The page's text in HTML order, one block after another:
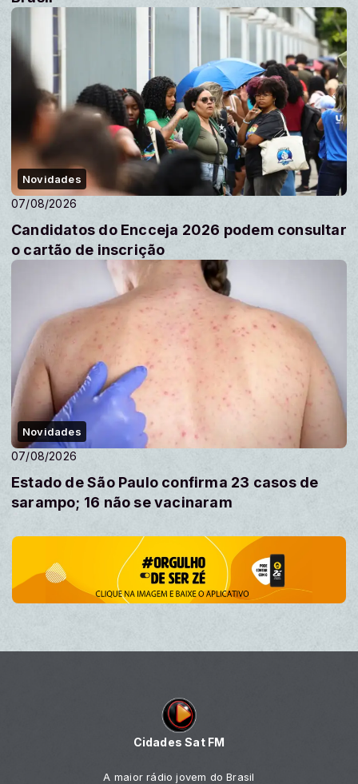
Novidades
07/08/2026
Candidatos do Encceja 2026 podem consultar
o cartão de inscrição
Novidades
07/08/2026
Estado de São Paulo confirma 23 casos de
sarampo; 16 não se vacinaram
Cidades Sat FM
A maior rádio jovem do Brasil